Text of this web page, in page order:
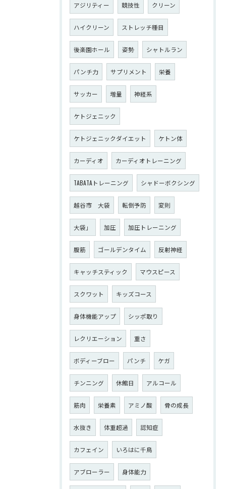
アジリティー 競技性 クリーン
ハイクリーン ストレッチ種目
後楽園ホール 姿勢 シャトルラン
パンチ力 サプリメント 栄養
サッカー 増量 神経系
ケトジェニック
ケトジェニックダイエット ケトン体
カーディオ カーディオトレーニング
TABATAトレーニング シャドーボクシング
越谷市 大袋 転倒予防 変則
大袋」 加圧 加圧トレーニング
腹筋 ゴールデンタイム 反射神経
キャッチスティック マウスピース
スクワット キッズコース
身体機能アップ シッポ取り
レクリエーション 重さ
ボディーブロー パンチ ケガ
チンニング 休館日 アルコール
筋肉 栄養素 アミノ酸 骨の成長
水抜き 体重超過 認知症
カフェイン いろはに千鳥
アブローラー 身体能力